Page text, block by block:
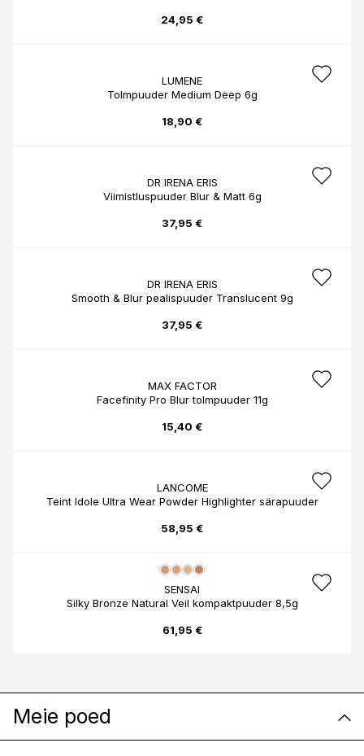
24,95 €
LUMENE
Tolmpuuder Medium Deep 6g
18,90 €
DR IRENA ERIS
Viimistluspuuder Blur & Matt 6g
37,95 €
DR IRENA ERIS
Smooth & Blur pealispuuder Translucent 9g
37,95 €
MAX FACTOR
Facefinity Pro Blur tolmpuuder 11g
15,40 €
LANCOME
Teint Idole Ultra Wear Powder Highlighter särapuuder
58,95 €
SENSAI
Silky Bronze Natural Veil kompaktpuuder 8,5g
61,95 €
Meie poed